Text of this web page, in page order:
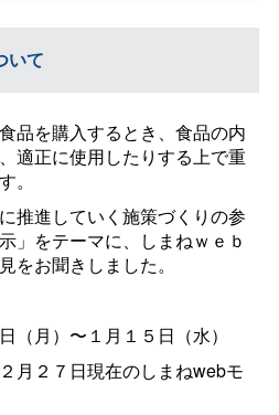
いて
品を購入するとき、食品の内
適正に使用したりする上で重
。
推進していく施策づくりの参
」をテーマに、しまねｗｅｂ
をお聞きしました。
月）〜１月１５日（水）
月２７日現在のしまねwebモ